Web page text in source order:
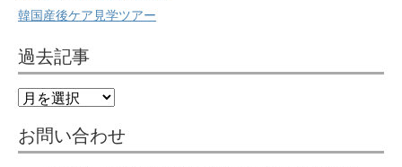
韓国産後ケア見学ツアー
過去記事
過
記
事
お問い合わせ